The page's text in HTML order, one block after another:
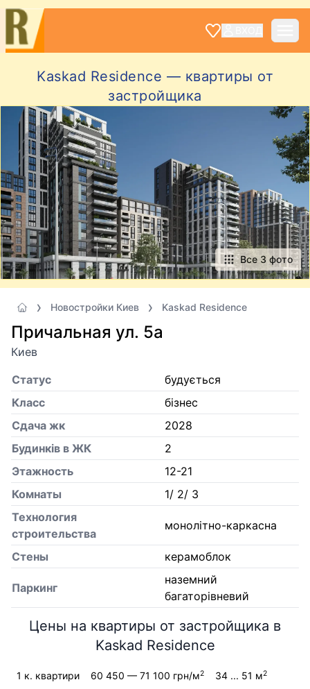
Kaskad Residence — квартиры от
застройщика
Все 3 фото
Новостройки Киев Kaskad Residence
Причальная ул. 5а
Киев
Статус
будується
Класс
бізнес
Сдача жк
2028
Будинків в ЖК
2
Этажность
12-21
Комнаты
1/ 2/ 3
Технология
строительства
монолітно-каркасна
Стены керамоблок
Паркинг
наземний
багаторівневий
Цены на квартиры от застройщика в
Kaskad Residence
1 к. квартири 60 450 — 71 100 грн/м2 34 ... 51 м2